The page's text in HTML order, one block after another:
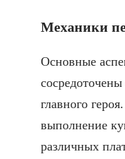
Механики
Основные
главного
выполнение
различных